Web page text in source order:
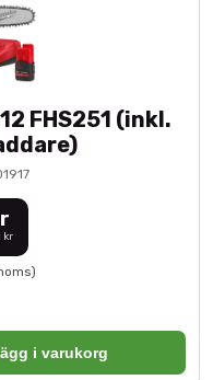
FHS251 (inkl.
kr
i varukorg